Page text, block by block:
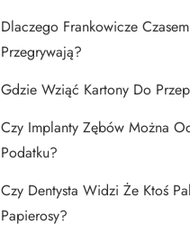
Dlaczego Frankowicze Czasem
Przegrywają?
Gdzie Wziąć Kartony Do
Czy Implanty Zębów Można
Podatku?
Czy Dentysta Widzi Że Ktoś
Papierosy?